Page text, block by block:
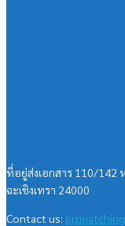
ที่อยู่ส่งเอกสาร 110/142
ฉะเชิงเทรา 24000
Contact us: